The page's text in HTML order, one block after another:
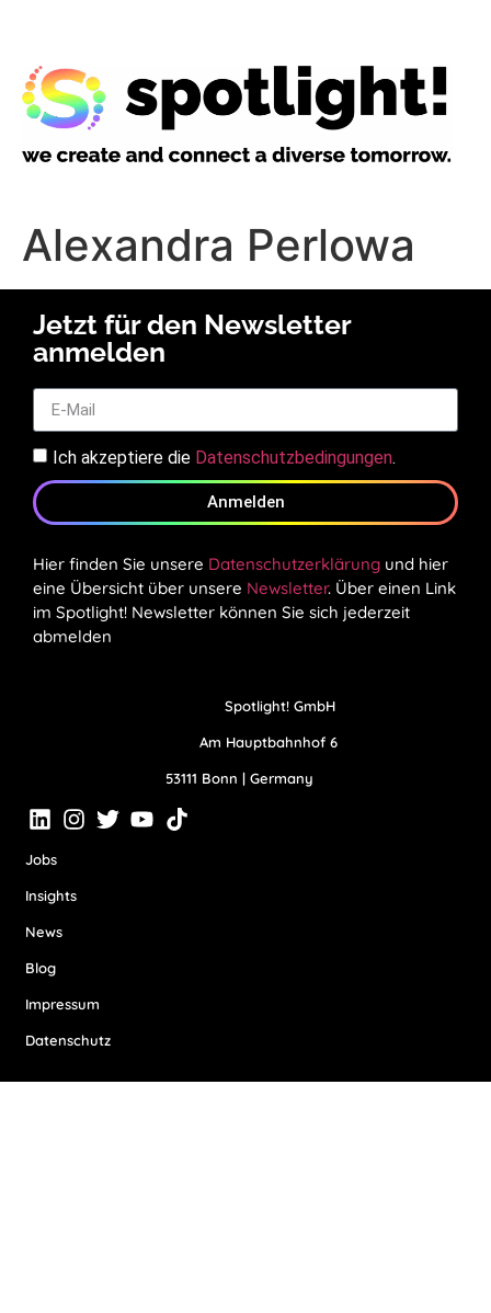
Alexandra Perlowa
Jetzt für den Newsletter
anmelden
Ich akzeptiere die Datenschutzbedingungen.
Anmelden
Hier finden Sie unsere Datenschutzerklärung und hier
eine Übersicht über unsere Newsletter. Über einen Link
im Spotlight! Newsletter können Sie sich jederzeit
abmelden
Spotlight! GmbH
Am Hauptbahnhof 6
53111 Bonn | Germany
Jobs
Insights
News
Blog
Impressum
Datenschutz